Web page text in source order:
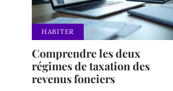
HABITER
Comprendre les deux
régimes de taxation des
revenus fonciers